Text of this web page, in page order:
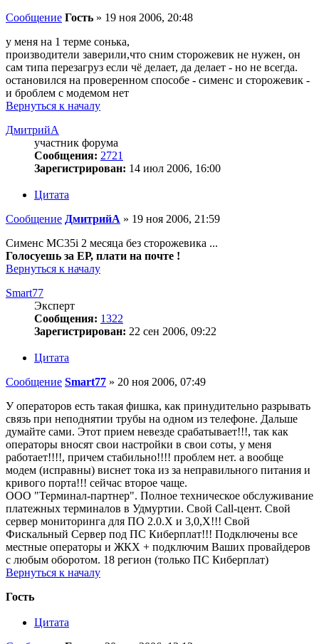
Сообщение Гость » 19 ноя 2006, 20:48
у меня на 1 терме сонька,
производители заверили,что сним сторожевик не нужен, он
сам типа перезагруз если чё делает, да делает - но не всегда.
остановился на проверенном способе - сименс и сторожевик -
и броблем с модемом нет
Вернуться к началу
ДмитрийА
участник форума
Сообщения: 2721
Зарегистрирован: 14 июл 2006, 16:00
Цитата
Сообщение ДмитрийА » 19 ноя 2006, 21:59
Сименс МС35i 2 месяца без сторожевика ...
Голосуешь за ЕР, плати на почте !
Вернуться к началу
Smart77
Эксперт
Сообщения: 1322
Зарегистрирован: 22 сен 2006, 09:22
Цитата
Сообщение Smart77 » 20 ноя 2006, 07:49
У операторов есть такая фишка, как принудительно разрывать
связь при неподнятии трубы на одном из телефоне. Дальше
думайте сами. Этот прием невезде срабатывает!!!, так как
операторы вносят свои настройки в свои соты, у меня
работает!!!!, причем стабильно!!!! проблем нет. а вообще
модем (исправны) виснет тока из за неправильного питания и
кривого порта!!! сейчас второе чаще.
ООО "Терминал-партнер". Полное техническое обслуживание
платежных терминалов в Удмуртии. Свой Call-цент. Свой
сервер мониторинга для ПО 2.0.Х и 3,0,Х!!! Свой
Фискальный Сервер под ПС Киберплат!!! Подключены все
местные операторы и ЖКХ + подключим Ваших провайдеров
с любым оборотом. 18 регион (только ПС Киберплат)
Вернуться к началу
Гость
Цитата